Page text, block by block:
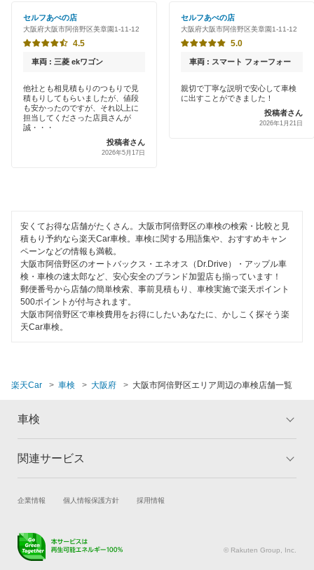
大阪市住之江区
大阪市住吉区
大阪市中央区
大阪市鶴見区
大阪市西区
大阪市西成区
大阪市西淀川区
大阪市東住吉区
大阪市福島区
大阪市港区
大阪市都島区
大阪市
新車初回割りあり
早割りあり
クレジットカードOK
土日祝OK
ハイブリッド車OK
EV車OK
120分以内の車検
1日車検
アップル車検
オートバックス
伊藤忠エネクス
宇佐美車検
キグナス車検
トヨタディーラー
閉じる
セルフあべの店
大阪府大阪市阿倍野区美章園1-11-12
4.5
車両 : 三菱 ekワゴン
他社とも相見積もりのつもりで見
積もりしてもらいましたが、値段
も安かったのですが、それ以上に
担当してくださった店員さんが
誠・・・
投稿者さん
2026年5月17日
セルフあべの店
大阪府大阪市阿倍野区美章園1-11-12
5.0
車両 : スマート フォーフォー
親切で丁寧な説明で安心して車検
に出すことができました！
投稿者さん
2026年1月21日
安くてお得な店舗がたくさん。大阪市阿倍野区の車検の検索・比較と見
積もり予約なら楽天Car車検。車検に関する用語集や、おすすめキャン
ペーンなどの情報も満載。
大阪市阿倍野区のオートバックス・エネオス（Dr.Drive）・アップル車
検・車検の速太郎など、安心安全のブランド加盟店も揃っています！
郵便番号から店舗の簡単検索、事前見積もり、車検実施で楽天ポイント
500ポイントが付与されます。
大阪市阿倍野区で車検費用をお得にしたいあなたに、かしこく探そう楽
天Car車検。
楽天Car 車検 大阪府 大阪市阿倍野区エリア周辺の車検店舗一覧
車検
トップ
車検の基礎知識 キャンペーン一覧
関連サービス
試乗・商談 新車購入
キズ修理予約
メンテナンス管理
企業情報 個人情報保護方針 採用情報
© Rakuten Group, Inc.